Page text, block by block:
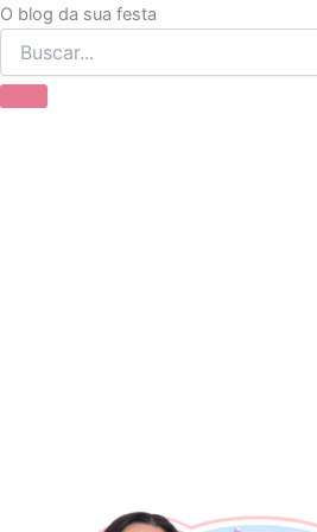
O blog da sua festa
Ir
para
o